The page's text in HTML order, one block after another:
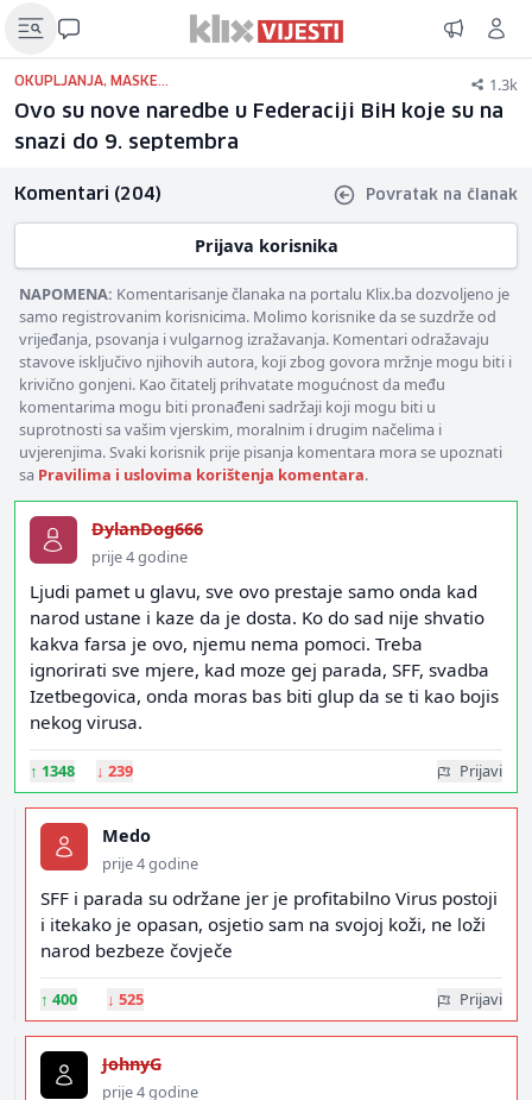
OKUPLJANJA, MASKE... 1.3k
Ovo su nove naredbe u Federaciji BiH koje su na
snazi do 9. septembra
Komentari (204) Povratak na članak
Prijava korisnika
NAPOMENA: Komentarisanje članaka na portalu Klix.ba dozvoljeno je
samo registrovanim korisnicima. Molimo korisnike da se suzdrže od
vrijeđanja, psovanja i vulgarnog izražavanja. Komentari odražavaju
stavove isključivo njihovih autora, koji zbog govora mržnje mogu biti i
krivično gonjeni. Kao čitatelj prihvatate mogućnost da među
komentarima mogu biti pronađeni sadržaji koji mogu biti u
suprotnosti sa vašim vjerskim, moralnim i drugim načelima i
uvjerenjima. Svaki korisnik prije pisanja komentara mora se upoznati
sa Pravilima i uslovima korištenja komentara.
DylanDog666
prije 4 godine
Ljudi pamet u glavu, sve ovo prestaje samo onda kad
narod ustane i kaze da je dosta. Ko do sad nije shvatio
kakva farsa je ovo, njemu nema pomoci. Treba
ignorirati sve mjere, kad moze gej parada, SFF, svadba
Izetbegovica, onda moras bas biti glup da se ti kao bojis
nekog virusa.
↑ 1348 ↓ 239 Prijavi
Medo
prije 4 godine
SFF i parada su održane jer je profitabilno Virus postoji
i itekako je opasan, osjetio sam na svojoj koži, ne loži
narod bezbeze čovječe
↑ 400 ↓ 525 Prijavi
JohnyG
prije 4 godine